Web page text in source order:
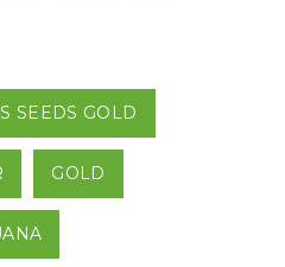
SEEDS GOLD
GOLD